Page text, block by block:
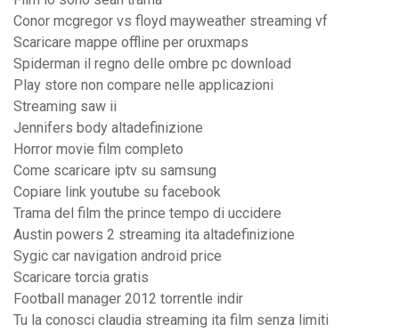
Conor mcgregor vs floyd mayweather streaming vf
Scaricare mappe offline per oruxmaps
Spiderman il regno delle ombre pc download
Play store non compare nelle applicazioni
Streaming saw ii
Jennifers body altadefinizione
Horror movie film completo
Come scaricare iptv su samsung
Copiare link youtube su facebook
Trama del film the prince tempo di uccidere
Austin powers 2 streaming ita altadefinizione
Sygic car navigation android price
Scaricare torcia gratis
Football manager 2012 torrentle indir
Tu la conosci claudia streaming ita film senza limiti